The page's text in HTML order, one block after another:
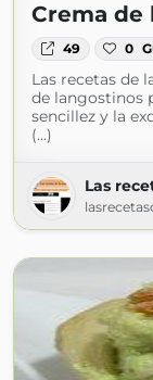
Crema de
49 0
Las recetas de
de langostinos
sencillez y la
(...)
Las